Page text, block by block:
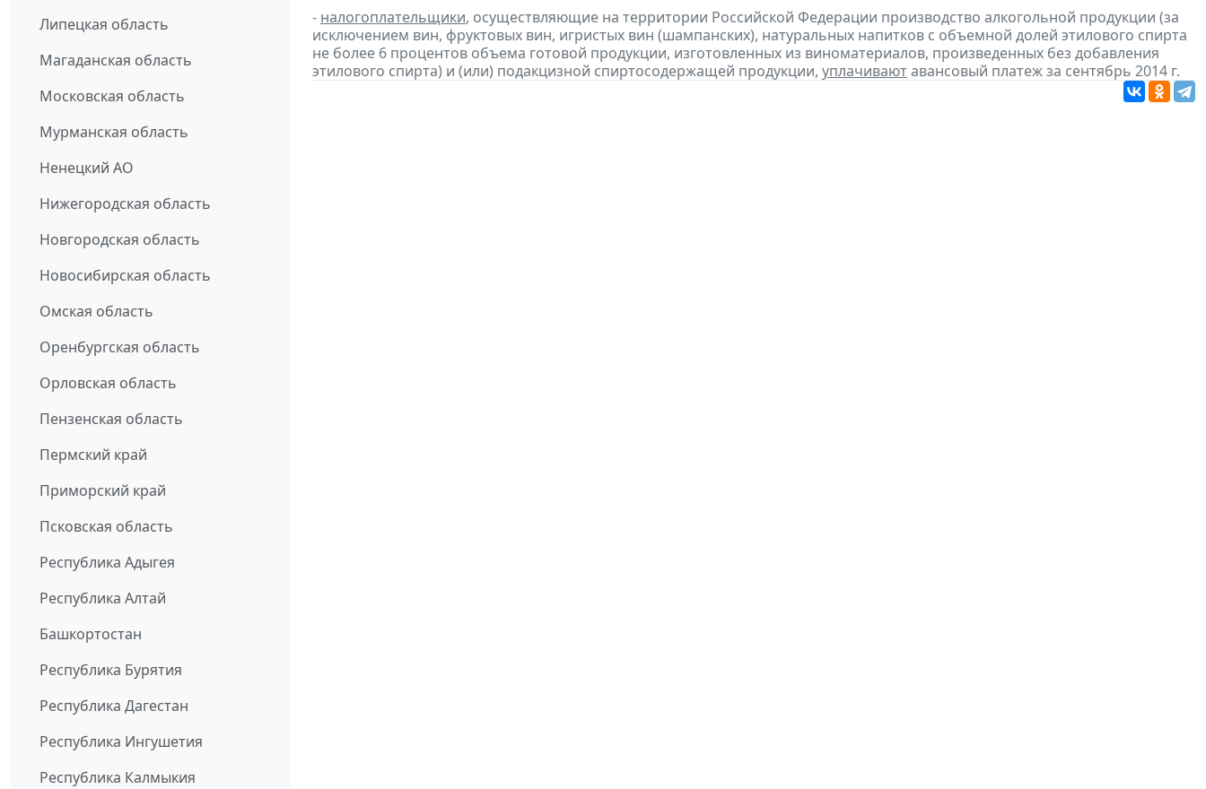
Липецкая область
Магаданская область
Московская область
Мурманская область
Ненецкий АО
Нижегородская область
Новгородская область
Новосибирская область
Омская область
Оренбургская область
Орловская область
Пензенская область
Пермский край
Приморский край
Псковская область
Республика Адыгея
Республика Алтай
Башкортостан
Республика Бурятия
Республика Дагестан
Республика Ингушетия
Республика Калмыкия
- налогоплательщики, осуществляющие на территории Российской Федерации производство алкогольной продукции (за
исключением вин, фруктовых вин, игристых вин (шампанских), натуральных напитков с объемной долей этилового спирта
не более 6 процентов объема готовой продукции, изготовленных из виноматериалов, произведенных без добавления
этилового спирта) и (или) подакцизной спиртосодержащей продукции, уплачиваютавансовый платеж за сентябрь 2014 г.